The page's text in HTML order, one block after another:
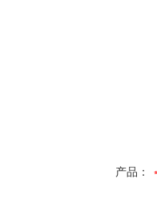
产品：